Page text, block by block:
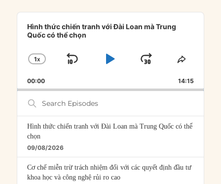
Audio
Player
Hình thức chiến tranh với Đài Loan mà Trung
Quốc có thể chọn
CHANGE
RATE
1X
SKIP
PLAYJUMP
FORWARD
SHARE
00:00 14:15
Search
Episodes
Hình thức chiến tranh với Đài Loan mà Trung Quốc có thể
chọn
09/08/2026
Cơ chế miễn trừ trách nhiệm đối với các quyết định đầu tư
khoa học và công nghệ rủi ro cao